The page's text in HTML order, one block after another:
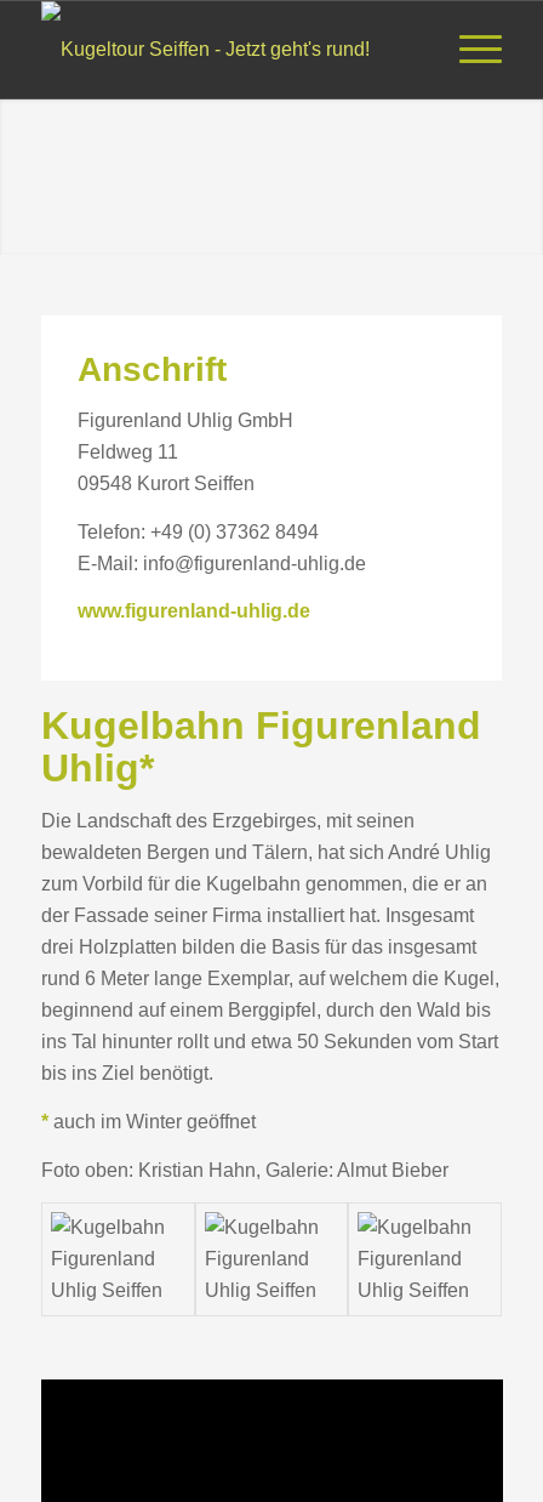
Anschrift
Figurenland Uhlig GmbH
Feldweg 11
09548 Kurort Seiffen
Telefon: +49 (0) 37362 8494
E-Mail: info@figurenland-uhlig.de
www.figurenland-uhlig.de
Kugelbahn Figurenland
Uhlig*
Die Landschaft des Erzgebirges, mit seinen
bewaldeten Bergen und Tälern, hat sich André Uhlig
zum Vorbild für die Kugelbahn genommen, die er an
der Fassade seiner Firma installiert hat. Insgesamt
drei Holzplatten bilden die Basis für das insgesamt
rund 6 Meter lange Exemplar, auf welchem die Kugel,
beginnend auf einem Berggipfel, durch den Wald bis
ins Tal hinunter rollt und etwa 50 Sekunden vom Start
bis ins Ziel benötigt.
*auch im Winter geöffnet
Foto oben: Kristian Hahn, Galerie: Almut Bieber